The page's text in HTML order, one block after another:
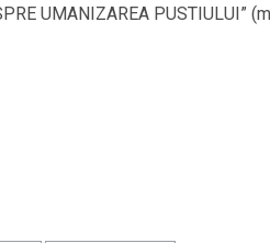
UMANIZAREA PUSTIULUI”